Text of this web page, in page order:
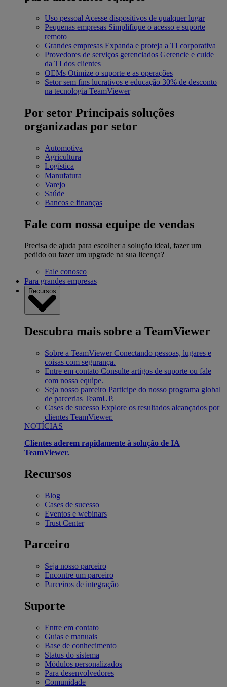
Uso pessoal Acesse dispositivos de qualquer lugar
Pequenas empresas Simplifique o acesso e suporte
remoto
Grandes empresas Expanda e proteja a TI corporativa
Provedores de serviços gerenciados Gerencie e cuide
da TI dos clientes
OEMs Otimize o suporte e as operações
Setor sem fins lucrativos e educação 30% de desconto
na tecnologia TeamViewer
Por setor Principais soluções
organizadas por setor
Automotiva
Agricultura
Logística
Manufatura
Varejo
Saúde
Bancos e finanças
Fale com nossa equipe de vendas
Precisa de ajuda para escolher a solução ideal, fazer um
pedido ou fazer um upgrade na sua licença?
Fale conosco
Para grandes empresas
Recursos
Descubra mais sobre a TeamViewer
Sobre a TeamViewer Conectando pessoas, lugares e
coisas com segurança.
Entre em contato Consulte artigos de suporte ou fale
com nossa equipe.
Seja nosso parceiro Participe do nosso programa global
de parcerias TeamUP.
Cases de sucesso Explore os resultados alcançados por
clientes TeamViewer.
NOTÍCIAS
Clientes aderem rapidamente à solução de IA
TeamViewer.
Recursos
Blog
Cases de sucesso
Eventos e webinars
Trust Center
Parceiro
Seja nosso parceiro
Encontre um parceiro
Parceiros de integração
Suporte
Entre em contato
Guias e manuais
Base de conhecimento
Status do sistema
Módulos personalizados
Para desenvolvedores
Comunidade